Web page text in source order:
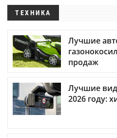
ТЕХНИКА
Лучшие
продаж
Лучшие
2026 году: